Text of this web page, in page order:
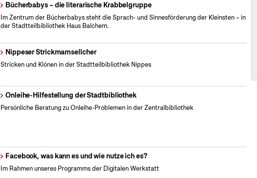
Bücherbabys – die literarische Krabbelgruppe
Im Zentrum der Bücherbabys steht die Sprach- und Sinnesförderung der Kleinsten – in
der Stadtteilbibliothek Haus Balchem.
Nippeser Strickmamsellcher
Stricken und Klönen in der Stadtteilbibliothek Nippes
Onleihe-Hilfestellung der Stadtbibliothek
Persönliche Beratung zu Onleihe-Problemen in der Zentralbibliothek
Facebook, was kann es und wie nutze ich es?
Im Rahmen unseres Programms der Digitalen Werkstatt